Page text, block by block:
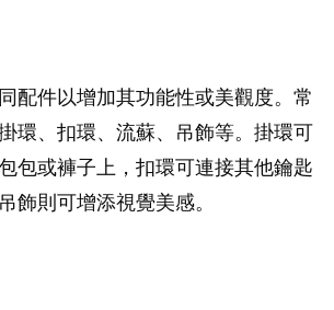
配件以增加其功能性或美觀度。常
環、扣環、流蘇、吊飾等。掛環可
包或褲子上，扣環可連接其他鑰匙
飾則可增添視覺美感。